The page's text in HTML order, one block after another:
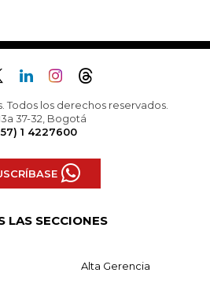
Todos los derechos reservados.
37-32, Bogotá
1 4227600
LAS SECCIONES
Alta Gerencia